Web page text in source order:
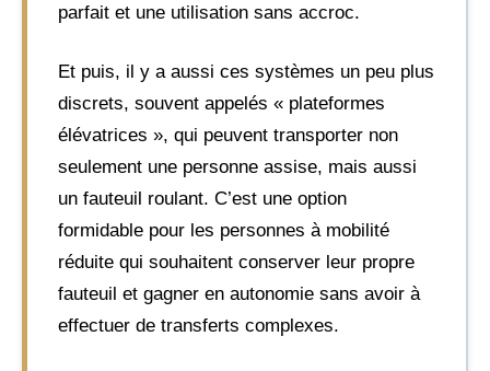
parfait et une utilisation sans accroc.
Et puis, il y a aussi ces systèmes un peu plus
discrets, souvent appelés « plateformes
élévatrices », qui peuvent transporter non
seulement une personne assise, mais aussi
un fauteuil roulant. C’est une option
formidable pour les personnes à mobilité
réduite qui souhaitent conserver leur propre
fauteuil et gagner en autonomie sans avoir à
effectuer de transferts complexes.